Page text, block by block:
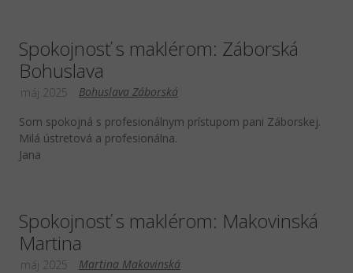
Spokojnosť s maklérom: Záborská
Bohuslava
Bohuslava Záborská
máj 2025
Som spokojná s profesionálnym prístupom pani Záborskej.
Milá ústretová a profesionálna.
Jana
Spokojnosť s maklérom: Makovinská
Martina
Martina Makovinská
máj 2025